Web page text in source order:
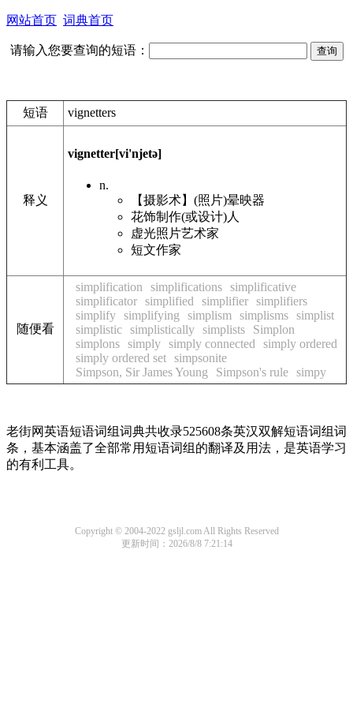
网站首页 词典首页
请输入您要查询的短语：
短语 vignetters
释义
vignetter[vi'njetə]
n.
【摄影术】(照片)晕映器
花饰制作(或设计)人
虚光照片艺术家
短文作家
随便看
simplification simplifications simplificative
simplificator simplified simplifier simplifiers
simplify simplifying simplism simplisms simplist
simplistic simplistically simplists
Simplon
simplons simply simply connected
simply ordered
simply ordered set simpsonite
Simpson, Sir James Young
Simpson's rule simpy
老街网英语短语词组词典共收录525608条英汉双解短语词组词
条，基本涵盖了全部常用短语词组的翻译及用法，是英语学习
的有利工具。
Copyright © 2004-2022 gsljl.com All Rights Reserved
更新时间：2026/8/8 7:21:14